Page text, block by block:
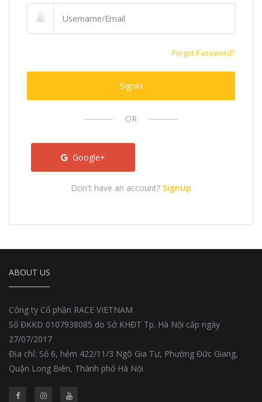
Forgot Password?
SignIn
OR
Google+
Don't have an account? SignUp
ABOUT US
Công ty Cổ phần RACE VIETNAM
Số ĐKKD 0107938085 do Sở KHĐT Tp. Hà Nội cấp ngày
27/07/2017
Địa chỉ: Số 6, hẻm 422/11/3 Ngô Gia Tự, Phường Đức Giang,
Quận Long Biên, Thành phố Hà Nội